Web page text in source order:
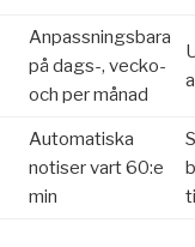
Anpassningsbara
på dags-, vecko-
och per månad
Automatiska
notiser vart 60:e
min